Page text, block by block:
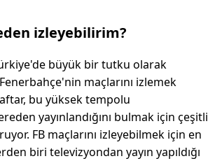
izleyebilirim?
büyük bir tutku olarak
Fenerbahçe'nin maçlarını izlemek
bu yüksek tempolu
yayınlandığını bulmak için çeşitli
FB maçlarını izleyebilmek için en
biri televizyondan yayın yapıldığı